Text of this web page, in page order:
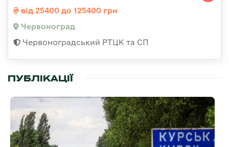
від 25400 до 125400 грн
Червоноград
Червоноградський РТЦК та СП
ПУБЛІКАЦІЇ